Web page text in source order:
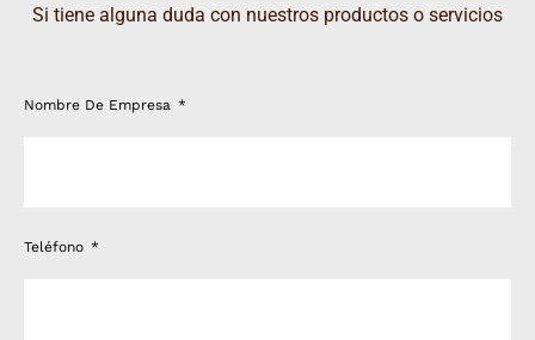
Si tiene alguna duda con nuestros productos o servicios
Nombre De Empresa
Teléfono